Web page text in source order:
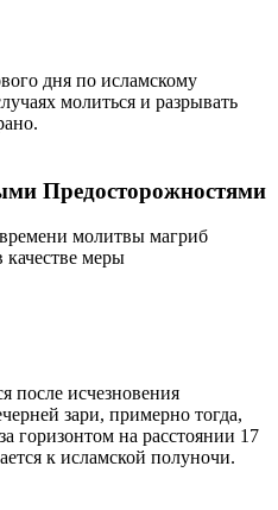
дня по исламскому
молиться и разрывать
Предосторожностями
молитвы магриб
меры
после исчезновения
зари, примерно тогда,
горизонтом на расстоянии 17
к исламской полуночи.